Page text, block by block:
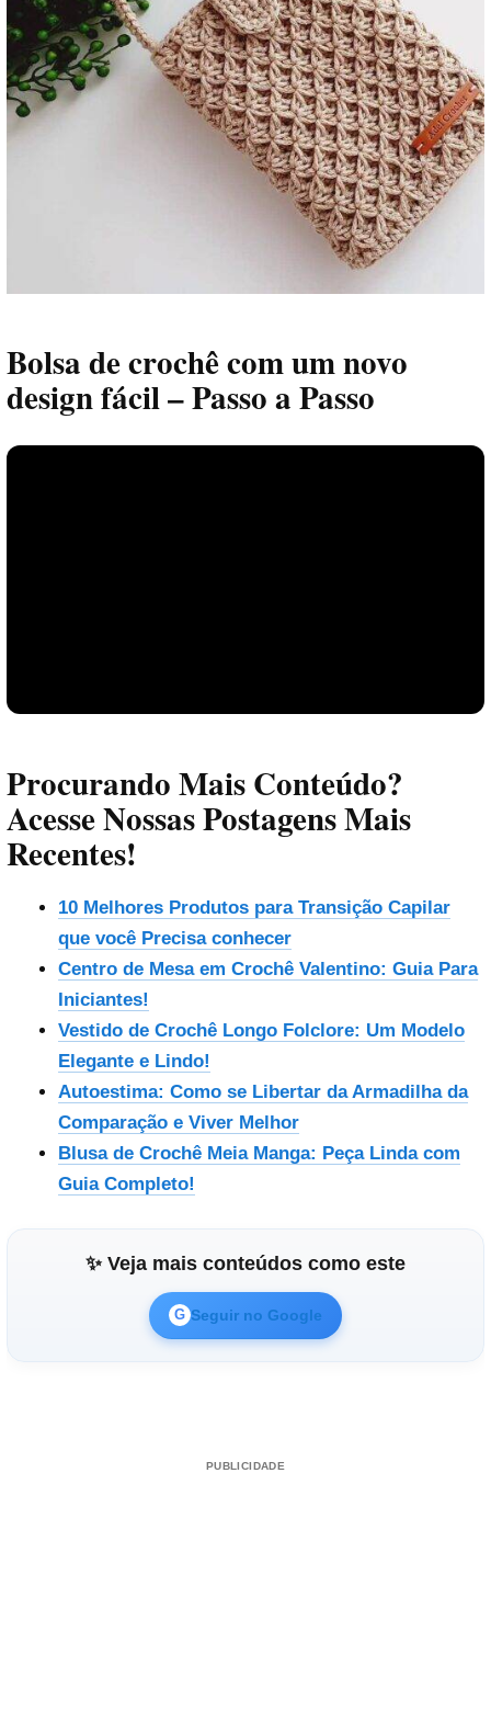
Bolsa de crochê com um novo
design fácil – Passo a Passo
Reproduzir vídeo
Procurando Mais Conteúdo?
Acesse Nossas Postagens Mais
Recentes!
10 Melhores Produtos para Transição Capilar
que você Precisa conhecer
Centro de Mesa em Crochê Valentino: Guia Para
Iniciantes!
Vestido de Crochê Longo Folclore: Um Modelo
Elegante e Lindo!
Autoestima: Como se Libertar da Armadilha da
Comparação e Viver Melhor
Blusa de Crochê Meia Manga: Peça Linda com
Guia Completo!
✨ Veja mais conteúdos como este
G Seguir no Google
PUBLICIDADE